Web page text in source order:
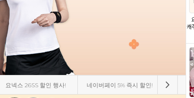
요넥스 서박시아 뉴컬러 출시! 스맥스코리아 신상 티셔츠 패기앤